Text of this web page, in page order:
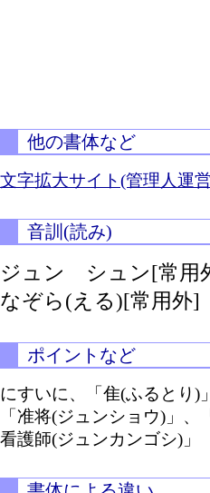
他の書体など
文字拡大サイト(管理人運
音訓(読み)
ジュン シュン[常
なぞら(える)[常用外]
ポイントなど
にすいに、「隹(ふるとり)
「准将(ジュンショウ)」
看護師(ジュンカンゴシ)」